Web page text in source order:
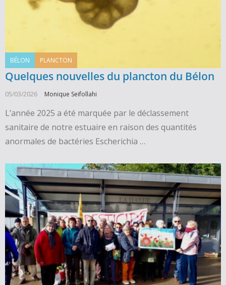
BÉLON PLANCTON
Quelques nouvelles du plancton du Bélon
05/03/2026 Monique Seifollahi
L’année 2025 a été marquée par le déclassement
sanitaire de notre estuaire en raison des quantités
anormales de bactéries Escherichia …